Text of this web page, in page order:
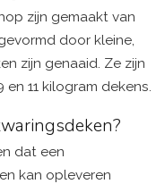
zijn gemaakt van
door kleine,
zijn genaaid. Ze zijn
en 11 kilogram dekens.
dat een
kan opleveren